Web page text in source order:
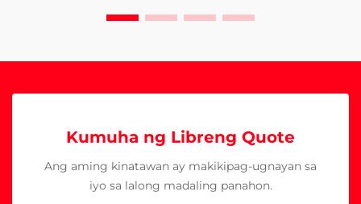
Kumuha ng Libreng Quote
Ang aming kinatawan ay makikipag-ugnayan sa
iyo sa lalong madaling panahon.